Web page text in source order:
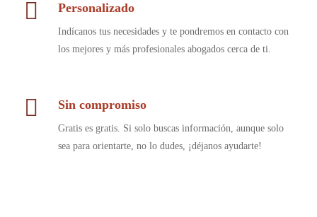
Personalizado
Indícanos tus necesidades y te pondremos en contacto con
los mejores y más profesionales abogados cerca de ti.
Sin compromiso
Gratis es gratis. Si solo buscas información, aunque solo
sea para orientarte, no lo dudes, ¡déjanos ayudarte!